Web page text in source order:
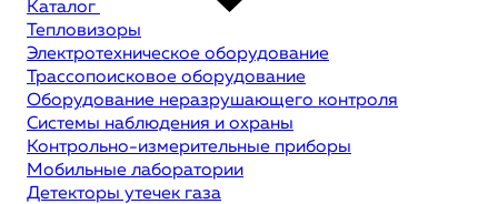
Каталог
Тепловизоры
Электротехническое оборудование
Трассопоисковое оборудование
Оборудование неразрушающего контроля
Системы наблюдения и охраны
Контрольно-измерительные приборы
Мобильные лаборатории
Детекторы утечек газа